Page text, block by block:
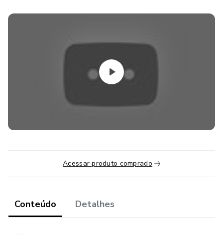
Acessar produto comprado
Conteúdo Detalhes